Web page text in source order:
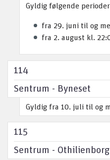
Gyldig følgende
fra 29. juni til og
fra 2. august kl.
114
Sentrum - Byneset
Gyldig fra 10. juli til og
115
Sentrum -